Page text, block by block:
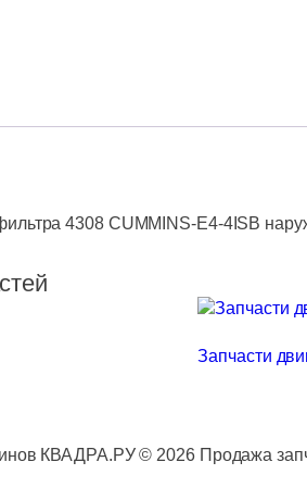
4308 CUMMINS-Е4-4ISB
Запчасти
КВАДРА.РУ ©2026Продажа